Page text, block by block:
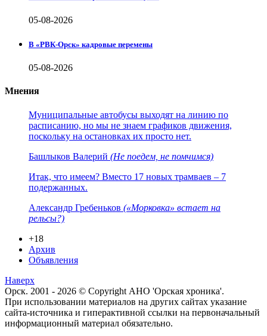
05-08-2026
В «РВК-Орск» кадровые перемены
05-08-2026
Мнения
Муниципальные автобусы выходят на линию по
расписанию, но мы не знаем графиков движения,
поскольку на остановках их просто нет.
Башлыков Валерий (Не поедем, не помчимся)
Итак, что имеем? Вместо 17 новых трамваев – 7
подержанных.
Александр Гребеньков («Морковка» встает на
рельсы?)
+18
Архив
Объявления
Наверх
Орск. 2001 - 2026 © Copyright АНО 'Орская хроника'.
При использовании материалов на других сайтах указание
сайта-источника и гиперактивной ссылки на первоначальный
информационный материал обязательно.